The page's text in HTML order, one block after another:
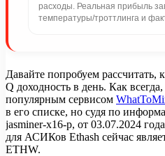
расходы. Реальная прибыль
температуры/троттлинга и
Давайте попробуем рассчитать,
Q доходность в день. Как
популярным сервисом
в его списке, но судя по
jasminer-x16-p, от 03.07.2024
для АСИКов Ethash сейчас
ETHW.